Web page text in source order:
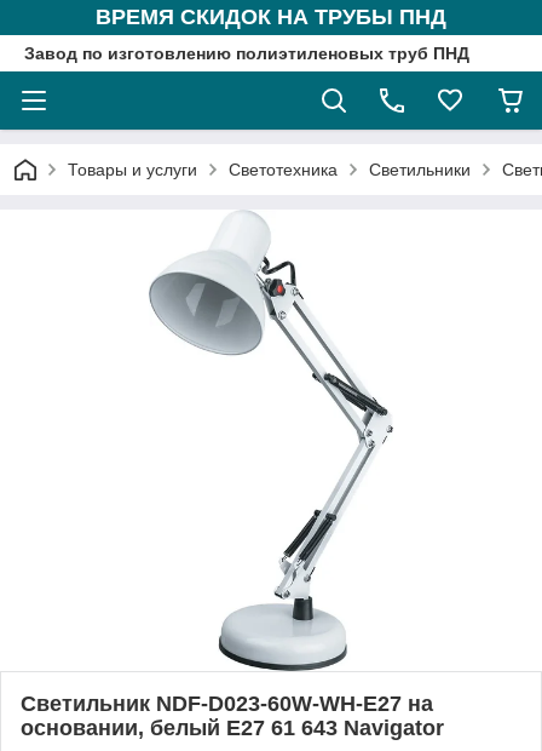
ВРЕМЯ СКИДОК НА ТРУБЫ ПНД
Завод по изготовлению полиэтиленовых труб ПНД
Товары и услуги Светотехника Светильники
Светильник NDF-D023-60W-WH-E27 на
основании, белый Е27 61 643 Navigator